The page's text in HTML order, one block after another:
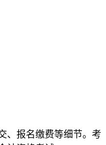
、报名缴费等细节。考